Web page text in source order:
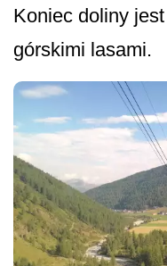
Koniec doliny
górskimi lasami.